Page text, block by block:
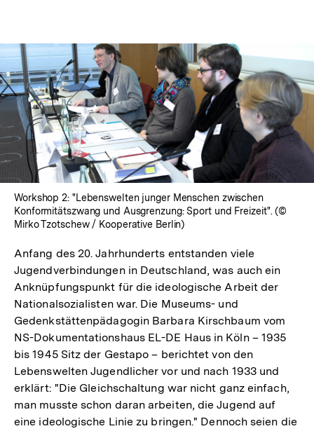
Workshop 2: "Lebenswelten junger Menschen zwischen
Konformitätszwang und Ausgrenzung: Sport und Freizeit". (©
Mirko Tzotschew / Kooperative Berlin)
Anfang des 20. Jahrhunderts entstanden viele
Jugendverbindungen in Deutschland, was auch ein
Anknüpfungspunkt für die ideologische Arbeit der
Nationalsozialisten war. Die Museums- und
Gedenkstättenpädagogin Barbara Kirschbaum vom
NS-Dokumentationshaus EL-DE Haus in Köln – 1935
bis 1945 Sitz der Gestapo – berichtet von den
Lebenswelten Jugendlicher vor und nach 1933 und
erklärt: "Die Gleichschaltung war nicht ganz einfach,
man musste schon daran arbeiten, die Jugend auf
eine ideologische Linie zu bringen." Dennoch seien die